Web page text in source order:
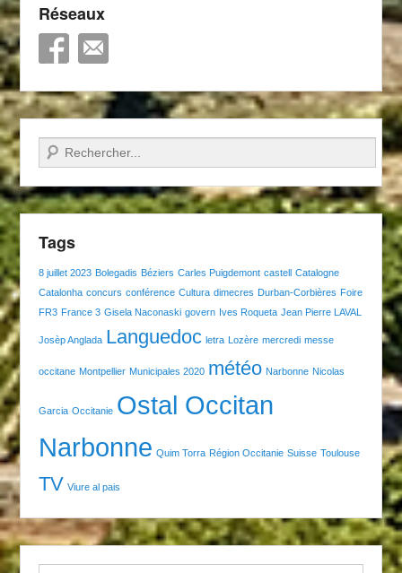
Réseaux
Recherche
Tags
8 juillet 2023 Bolegadis Béziers Carles Puigdemont castell Catalogne
Catalonha concurs conférence Cultura dimecres Durban-Corbières Foire
FR3 France 3 Gisela Naconaski govern Ives Roqueta Jean Pierre LAVAL
Josèp Anglada Languedoc letra Lozère mercredi messe
occitane Montpellier Municipales 2020 météo Narbonne Nicolas
Garcia Occitanie Ostal Occitan
Narbonne Quim Torra Région Occitanie Suisse Toulouse
TV Viure al pais